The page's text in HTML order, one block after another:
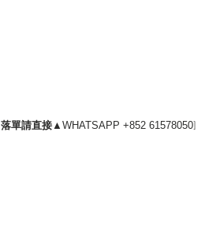
落單請直接▲WHATSAPP +852 61578050]